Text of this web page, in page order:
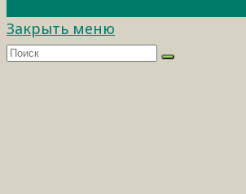
Закрыть меню